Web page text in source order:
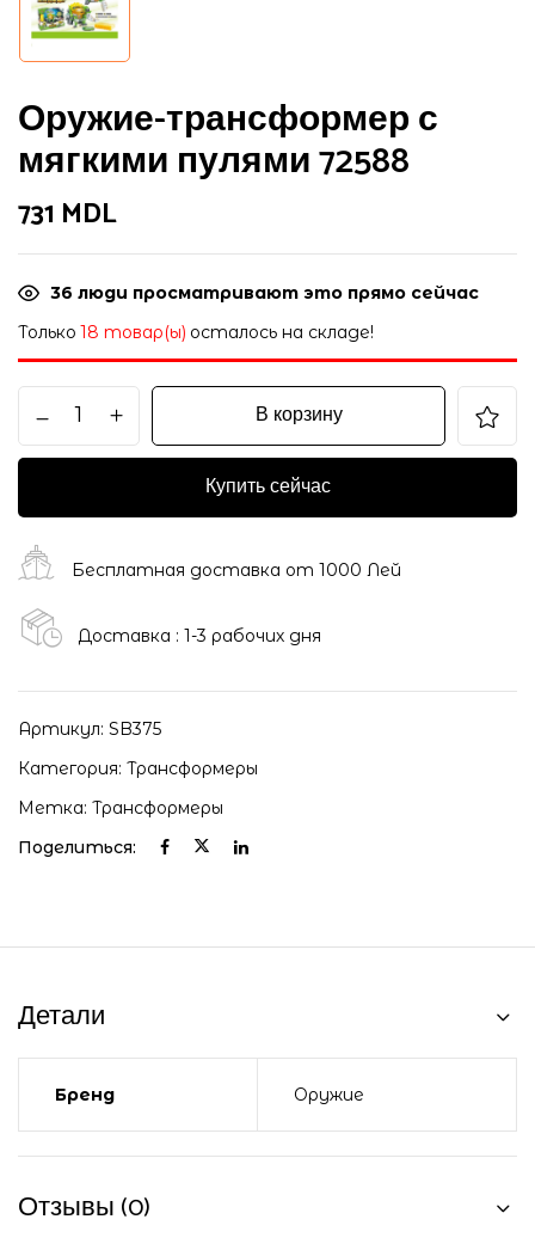
Оружие-трансформер с
мягкими пулями 72588
731 MDL
36 люди просматривают это прямо сейчас
Только 18 товар(ы) осталось на складе!
В корзину
Купить сейчас
Бесплатная доставка от 1000 Лей
Доставка : 1-3 рабочих дня
Артикул: SB375
Категория: Трансформеры
Метка: Трансформеры
Поделиться:
Детали
Бренд Оружие
Отзывы (0)